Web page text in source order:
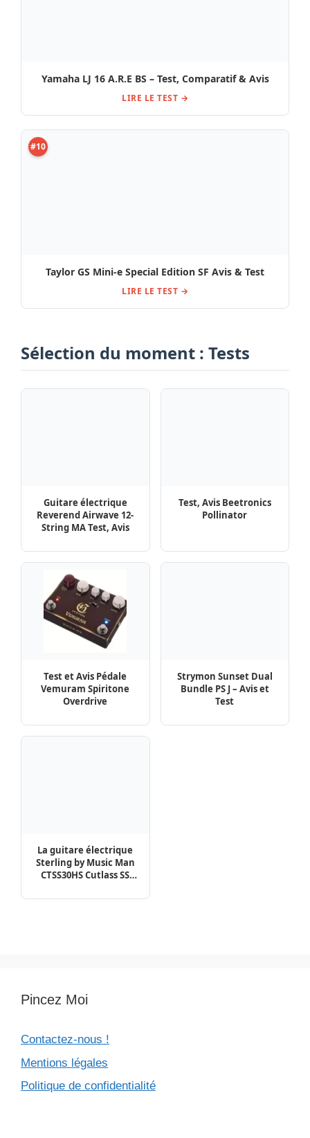
Yamaha LJ 16 A.R.E BS – Test, Comparatif & Avis
LIRE LE TEST →
#10
Taylor GS Mini-e Special Edition SF Avis & Test
LIRE LE TEST →
Sélection du moment : Tests
Guitare électrique
Reverend Airwave 12-
String MA Test, Avis
Test, Avis Beetronics
Pollinator
Test et Avis Pédale
Vemuram Spiritone
Overdrive
Strymon Sunset Dual
Bundle PS J – Avis et
Test
La guitare électrique
Sterling by Music Man
CTSS30HS Cutlass SS
Comparatif, Avis
Pincez Moi
Contactez-nous !
Mentions légales
Politique de confidentialité